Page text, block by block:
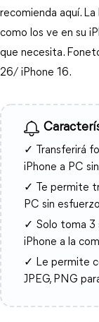
recomienda aquí.
como los ve en su
que necesita.
26/ iPhone 16.
✓ Transferirá
iPhone a PC
✓ Te permite
PC sin
✓ Solo toma 3
iPhone a la
✓ Le permite
JPEG, PNG